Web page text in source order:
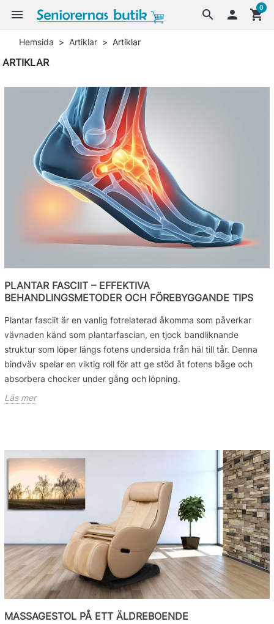
search
menu  shopping_cart
0
Hemsida Artiklar Artiklar
ARTIKLAR
PLANTAR FASCIIT – EFFEKTIVA
BEHANDLINGSMETODER OCH FÖREBYGGANDE TIPS
Plantar fasciit är en vanlig fotrelaterad åkomma som påverkar
vävnaden känd som plantarfascian, en tjock bandliknande
struktur som löper längs fotens undersida från häl till tår. Denna
bindväv spelar en viktig roll för att ge stöd åt fotens båge och
absorbera chocker under gång och löpning.
Läs mer
MASSAGESTOL PÅ ETT ÄLDREBOENDE